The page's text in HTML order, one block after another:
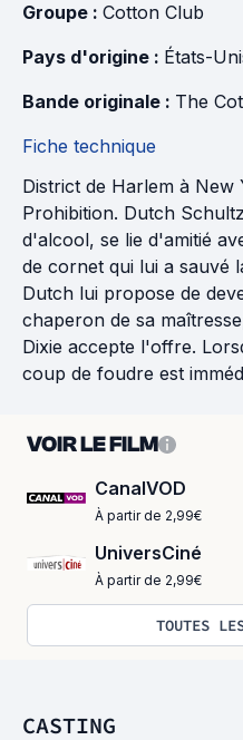
Groupe : Cotton Club
Pays d'origine : États-
Bande originale : The
Fiche technique
District de Harlem à New
Prohibition. Dutch
d'alcool, se lie d'amitié
de cornet qui lui a sauvé
Dutch lui propose de
chaperon de sa
Dixie accepte l'offre.
coup de foudre est
VOIR LE FILM
CanalVOD
À partir de 2,99€
UniversCiné
À partir de 2,99€
TOUTES
CASTING